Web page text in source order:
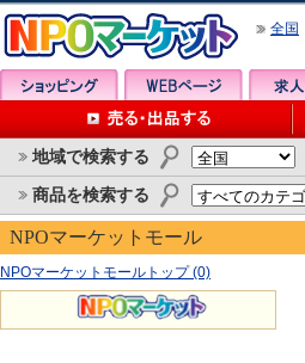
全国
地域で検索する
商品を検索する
NPOマーケットモール
NPOマーケットモールトップ (0)